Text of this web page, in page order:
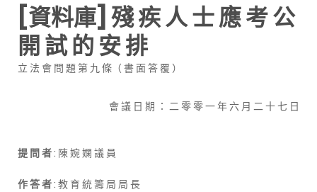
[資料庫] 殘 疾 人 士 應 考 公
開 試 的 安 排
立 法 會 問 題 第 九 條（ 書 面 答 覆 ）
會 議 日 期 ： 二 零 零 一 年 六 月 二 十 七 日
提 問 者: 陳 婉 嫻 議 員
作 答 者: 教 育 統 籌 局 局 長